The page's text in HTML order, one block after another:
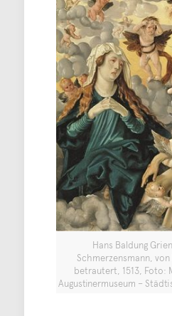
Hans Baldung
Schmerzensmann,
betrautert, 1513, Foto:
Augustinermuseum –